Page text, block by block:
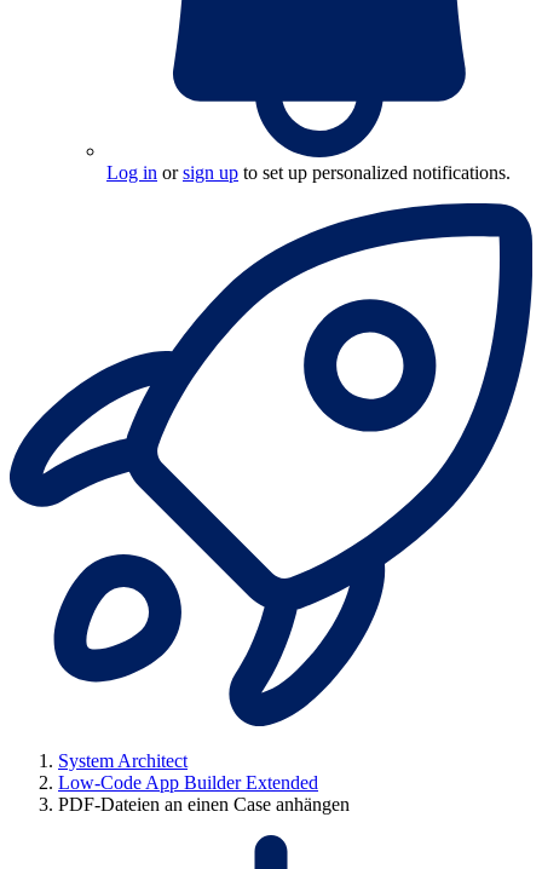
Log in orsign up to set up personalized notifications.
System Architect
Low-Code App Builder Extended
PDF-Dateien an einen Case anhängen